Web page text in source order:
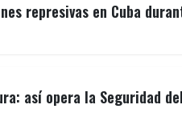
represivas en Cuba
así opera la Seguridad